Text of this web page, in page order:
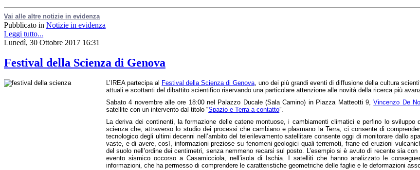
Vai alle altre notizie in evidenza
Pubblicato in Notizie in evidenza
Leggi tutto...
Lunedì, 30 Ottobre 2017 16:31
Festival della Scienza di Genova
L’IREA partecipa al Festival della Scienza di Genova, uno dei più grandi eventi di diffusione della cultura
attuali e scottanti del dibattito scientifico riservando una particolare attenzione alle novità della ricerca più
Sabato 4 novembre alle ore 18:00 nel Palazzo Ducale (Sala Camino) in Piazza Matteotti 9,Vincenzo De
satellite con un intervento dal titolo “Spazio e Terra a contatto”.
La deriva dei continenti, la formazione delle catene montuose, i cambiamenti climatici e perfino lo
scienza che, attraverso lo studio dei processi che cambiano e plasmano la Terra, ci consente di
tecnologico degli ultimi decenni nell’ambito del telerilevamento satellitare consente oggi di monitorare dallo
vaste, e di avere, così, informazioni preziose su fenomeni geologici quali terremoti, frane ed eruzioni
del suolo nell’ordine dei centimetri, senza nemmeno recarsi sul posto. L’esempio si è avuto di recente sia
evento sismico occorso a Casamicciola, nell’isola di Ischia. I satelliti che hanno analizzato le
informazioni, che ha permesso di comprendere le caratteristiche geometriche delle faglie e le deformazioni